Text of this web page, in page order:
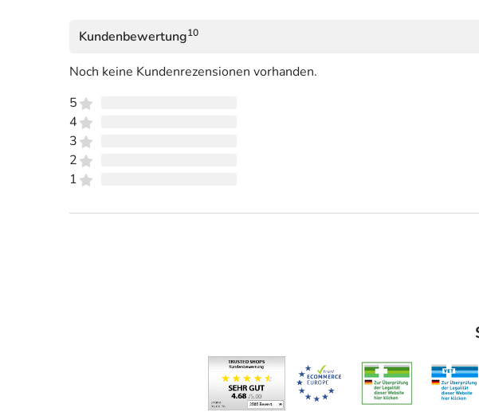
Kundenbewertung10
Noch keine Kundenrezensionen vorhanden.
5
4
3
2
1